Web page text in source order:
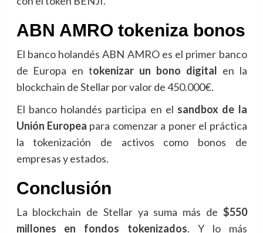
ABN AMRO tokeniza bonos
El banco holandés ABN AMRO es el primer banco
de Europa en tokenizar un bono digital en la
blockchain de Stellar por valor de 450.000€.
El banco holandés participa en el sandbox de la
Unión Europea para comenzar a poner el práctica
la tokenización de activos como bonos de
empresas y estados.
Conclusión
La blockchain de Stellar ya suma más de $550
millones en fondos tokenizados. Y lo más